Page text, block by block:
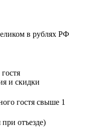
в рублях РФ
и скидки
гостя свыше 1
при отъезде)